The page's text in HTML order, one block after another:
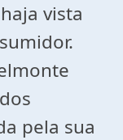
vista
pela sua